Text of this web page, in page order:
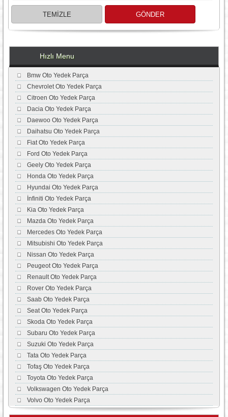
Hızlı Menu
Bmw Oto Yedek Parça
Chevrolet Oto Yedek Parça
Citroen Oto Yedek Parça
Dacia Oto Yedek Parça
Daewoo Oto Yedek Parça
Daihatsu Oto Yedek Parça
Fiat Oto Yedek Parça
Ford Oto Yedek Parça
Geely Oto Yedek Parça
Honda Oto Yedek Parça
Hyundai Oto Yedek Parça
İnfiniti Oto Yedek Parça
Kia Oto Yedek Parça
Mazda Oto Yedek Parça
Mercedes Oto Yedek Parça
Mitsubishi Oto Yedek Parça
Nissan Oto Yedek Parça
Peugeot Oto Yedek Parça
Renault Oto Yedek Parça
Rover Oto Yedek Parça
Saab Oto Yedek Parça
Seat Oto Yedek Parça
Skoda Oto Yedek Parça
Subaru Oto Yedek Parça
Suzuki Oto Yedek Parça
Tata Oto Yedek Parça
Tofaş Oto Yedek Parça
Toyota Oto Yedek Parça
Volkswagen Oto Yedek Parça
Volvo Oto Yedek Parça